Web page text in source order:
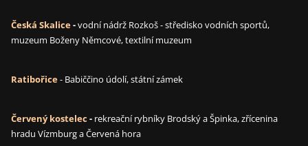
Česká Skalice-vodní nádrž Rozkoš - středisko vodních sportů,
muzeum Boženy Němcové, textilní muzeum
Ratibořice- Babiččino údolí, státní zámek
Červený kostelec- rekreační rybníky Brodský a Špinka, zřícenina
hradu Vízmburg a Červená hora